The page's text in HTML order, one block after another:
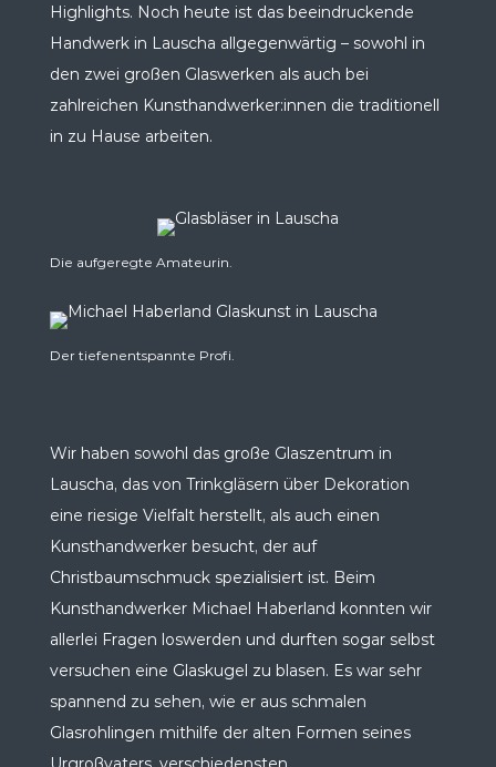
Highlights. Noch heute ist das beeindruckende
Handwerk in Lauscha allgegenwärtig – sowohl in
den zwei großen Glaswerken als auch bei
zahlreichen Kunsthandwerker:innen die traditionell
in zu Hause arbeiten.
Die aufgeregte Amateurin.
Der tiefenentspannte Profi.
Wir haben sowohl das große Glaszentrum in
Lauscha, das von Trinkgläsern über Dekoration
eine riesige Vielfalt herstellt, als auch einen
Kunsthandwerker besucht, der auf
Christbaumschmuck spezialisiert ist. Beim
Kunsthandwerker Michael Haberland konnten wir
allerlei Fragen loswerden und durften sogar selbst
versuchen eine Glaskugel zu blasen. Es war sehr
spannend zu sehen, wie er aus schmalen
Glasrohlingen mithilfe der alten Formen seines